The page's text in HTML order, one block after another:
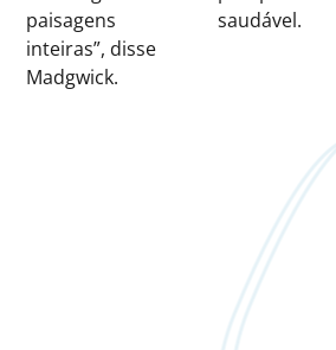
paisagens
inteiras”, disse
Madgwick.
saudável.